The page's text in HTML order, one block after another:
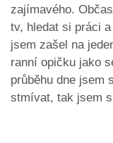
zajímavého.
tv, hledat si práci
jsem zašel na
ranní opičku jako
průběhu dne jsem
stmívat, tak jsem